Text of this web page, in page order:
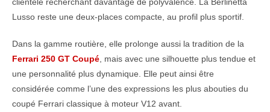
Lusso reste une deux-places compacte, au profil plus sportif.
Dans la gamme routière, elle prolonge aussi la tradition de la
Ferrari 250 GT Coupé , mais avec une silhouette plus tendue et
une personnalité plus dynamique. Elle peut ainsi être
considérée comme l’une des expressions les plus abouties du
coupé Ferrari classique à moteur V12 avant.